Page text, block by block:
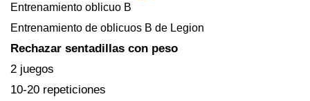
Entrenamiento oblicuo B
Entrenamiento de oblicuos B de Legion
Rechazar sentadillas con peso
2 juegos
10-20 repeticiones